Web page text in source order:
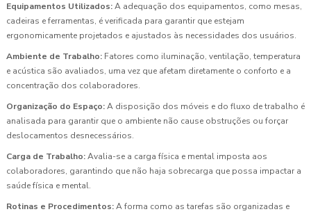
Equipamentos Utilizados:A adequação dos equipamentos, como mesas,
cadeiras e ferramentas, é verificada para garantir que estejam
ergonomicamente projetados e ajustados às necessidades dos usuários.
Ambiente de Trabalho: Fatores como iluminação, ventilação, temperatura
e acústica são avaliados, uma vez que afetam diretamente o conforto e a
concentração dos colaboradores.
Organização do Espaço:A disposição dos móveis e do fluxo de trabalho é
analisada para garantir que o ambiente não cause obstruções ou forçar
deslocamentos desnecessários.
Carga de Trabalho:Avalia-se a carga física e mental imposta aos
colaboradores, garantindo que não haja sobrecarga que possa impactar a
saúde física e mental.
Rotinas e Procedimentos:A forma como as tarefas são organizadas e